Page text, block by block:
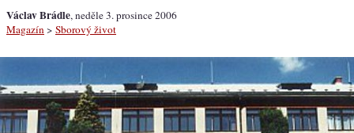
Václav Brádle, neděle 3. prosince 2006
Magazín > Sborový život